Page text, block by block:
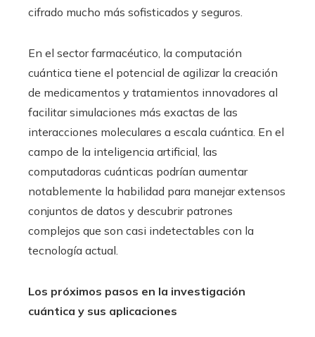
cifrado mucho más sofisticados y seguros.
En el sector farmacéutico, la computación
cuántica tiene el potencial de agilizar la creación
de medicamentos y tratamientos innovadores al
facilitar simulaciones más exactas de las
interacciones moleculares a escala cuántica. En el
campo de la inteligencia artificial, las
computadoras cuánticas podrían aumentar
notablemente la habilidad para manejar extensos
conjuntos de datos y descubrir patrones
complejos que son casi indetectables con la
tecnología actual.
Los próximos pasos en la investigación
cuántica y sus aplicaciones